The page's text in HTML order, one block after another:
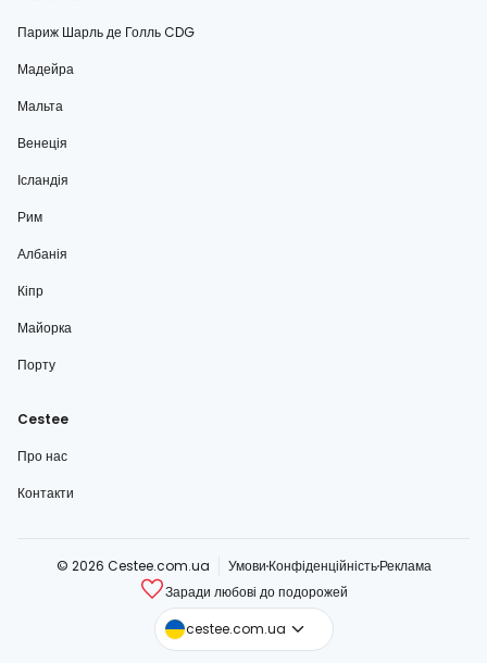
Париж Шарль де Голль CDG
Мадейра
Мальта
Венеція
Ісландія
Рим
Албанія
Кіпр
Майорка
Порту
Cestee
Про нас
Контакти
© 2026 Cestee.com.ua УмовиКонфіденційністьРеклама
Заради любові до подорожей
cestee.com.ua
cestee.com
cestee.sk